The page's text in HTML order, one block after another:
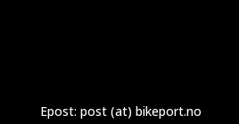
Epost: post (at) bikeport.no